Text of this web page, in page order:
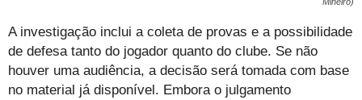
A investigação inclui a coleta de provas e a possibilidade
de defesa tanto do jogador quanto do clube. Se não
houver uma audiência, a decisão será tomada com base
no material já disponível. Embora o julgamento